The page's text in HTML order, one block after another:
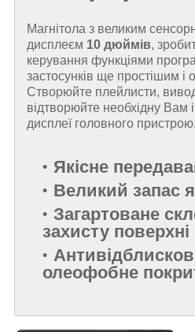
Магнітола з великим
дисплеєм 10 дюймів,
керування функціями
застосунків ще простішим і
Створюйте плейлисти,
відтворюйте необхідну Вам
дисплеї головного пристрою.
Якісне
Великий запас
Загартоване
захисту
олеофобне